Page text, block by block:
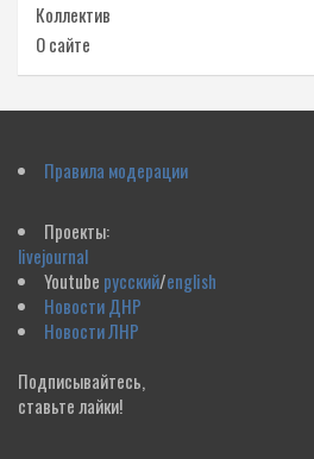
Коллектив
О сайте
Правила модерации
Проекты:
livejournal
Youtube русский/english
Новости ДНР
Новости ЛНР
Подписывайтесь,
ставьте лайки!